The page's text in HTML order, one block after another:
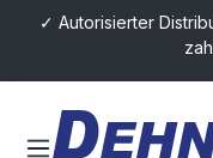
springen
✓ Autorisierter